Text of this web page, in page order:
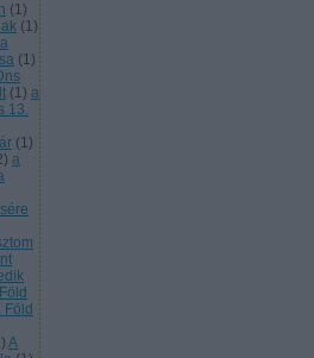
(1)
(1)
a
(1)
(1) a
13.
(1)
) a
Föld
) A